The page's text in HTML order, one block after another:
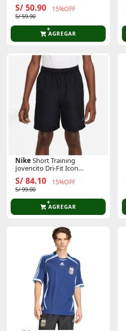
S/ 50.90 15%OFF
S/ 59.90
AGREGAR
Nike Short Training
Jovencito Dri-Fit Icon
Woven Multi
S/ 84.10 15%OFF
S/ 99.00
AGREGAR